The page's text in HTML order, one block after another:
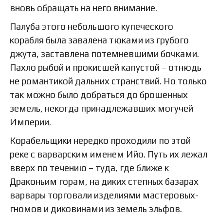
вновь обращать на него внимание.
Палуба этого небольшого купеческого
корабля была завалена тюками из грубого
джута, заставлена потемневшими бочками.
Пахло рыбой и прокисшей капустой – отнюдь
не романтикой дальних странствий. Но только
так можно было добраться до брошенных
земель, некогда принадлежавших могучей
Империи.
Корабельщики нередко проходили по этой
реке с варварским именем Ийо. Путь их лежал
вверх по течению – туда, где ближе к
Драконьим горам, на диких степных базарах
варвары торговали изделиями мастеровых-
гномов и диковинами из земель эльфов.